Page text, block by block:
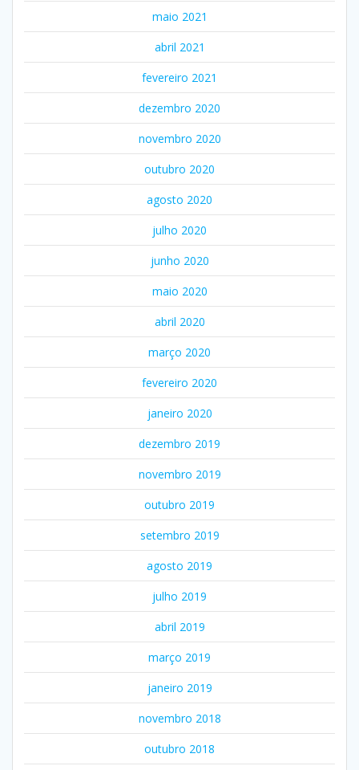
maio 2021
abril 2021
fevereiro 2021
dezembro 2020
novembro 2020
outubro 2020
agosto 2020
julho 2020
junho 2020
maio 2020
abril 2020
março 2020
fevereiro 2020
janeiro 2020
dezembro 2019
novembro 2019
outubro 2019
setembro 2019
agosto 2019
julho 2019
abril 2019
março 2019
janeiro 2019
novembro 2018
outubro 2018